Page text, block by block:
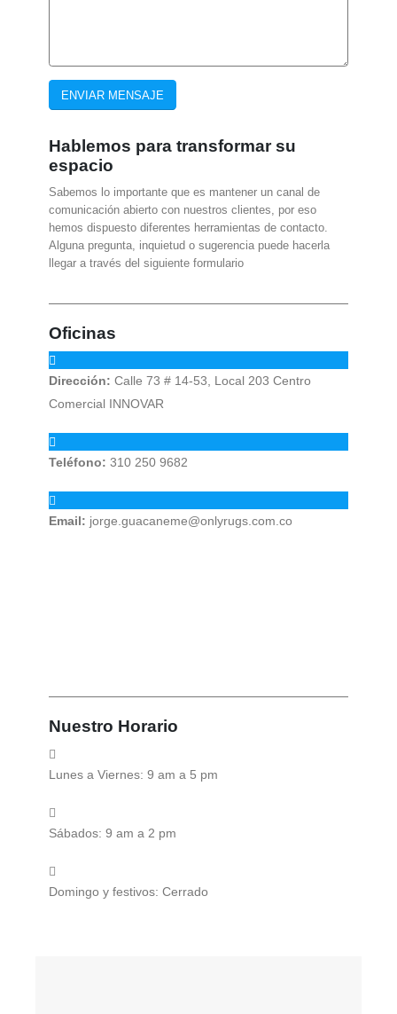
Hablemos para transformar su
espacio
Sabemos lo importante que es mantener un canal de
comunicación abierto con nuestros clientes, por eso
hemos dispuesto diferentes herramientas de contacto.
Alguna pregunta, inquietud o sugerencia puede hacerla
llegar a través del siguiente formulario
Oficinas
Dirección: Calle 73 # 14-53, Local 203 Centro
Comercial INNOVAR
Teléfono: 310 250 9682
Email: jorge.guacaneme@onlyrugs.com.co
Nuestro Horario
Lunes a Viernes: 9 am a 5 pm
Sábados: 9 am a 2 pm
Domingo y festivos: Cerrado